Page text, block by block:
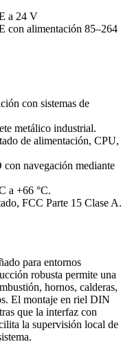
a 24 V
con alimentación 85–264
con sistemas de
metálico industrial.
de alimentación, CPU,
navegación mediante
a +66 °C.
FCC Parte 15 Clase A.
para entornos
robusta permite una
hornos, calderas,
El montaje en riel DIN
que la interfaz con
la supervisión local de